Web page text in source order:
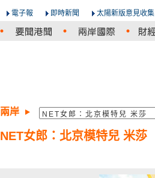
電子報 即時新聞 太陽新版意見收集
兩岸
NET女郎：北京模特兒 米莎